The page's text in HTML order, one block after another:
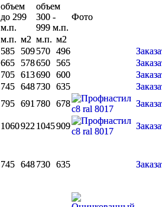
объем
до 299
м.п.
объем
300 -
999 м.п.
Фото
м.п. м2 м.п. м2
585 509570 496
665 578650 565
705 613690 600
745 648730 635
795 691 780 678
1060922 1045909
745 648730 635